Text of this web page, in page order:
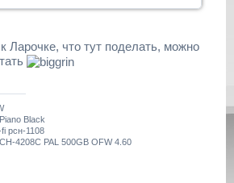
Ларочке, что тут поделать, можно
Black
рсн-1108
4208C PAL 500GB OFW 4.60